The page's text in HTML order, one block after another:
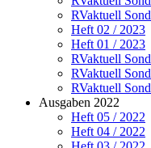
RVaktuell
Heft 02 / 2023
Heft 01 / 2023
RVaktuell
RVaktuell
RVaktuell
Ausgaben 2022
Heft 05 / 2022
Heft 04 / 2022